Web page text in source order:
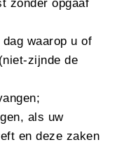
zonder opgaaf
waarop u of
zijnde de
als uw
en deze zaken